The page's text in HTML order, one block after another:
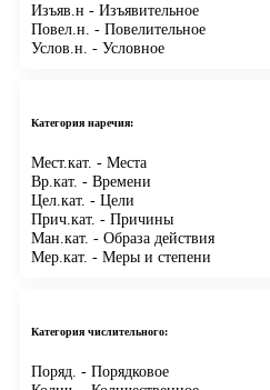
Изъяв.н - Изъявительное
Повел.н. - Повелительное
Услов.н. - Условное
Категория наречия:
Мест.кат. - Места
Вр.кат. - Времени
Цел.кат. - Цели
Прич.кат. - Причины
Ман.кат. - Образа действия
Мер.кат. - Меры и степени
Категория числительного:
Поряд. - Порядковое